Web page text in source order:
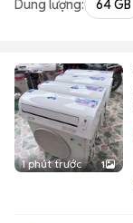
Dung lượng: 64 GB
1 phút trước 1